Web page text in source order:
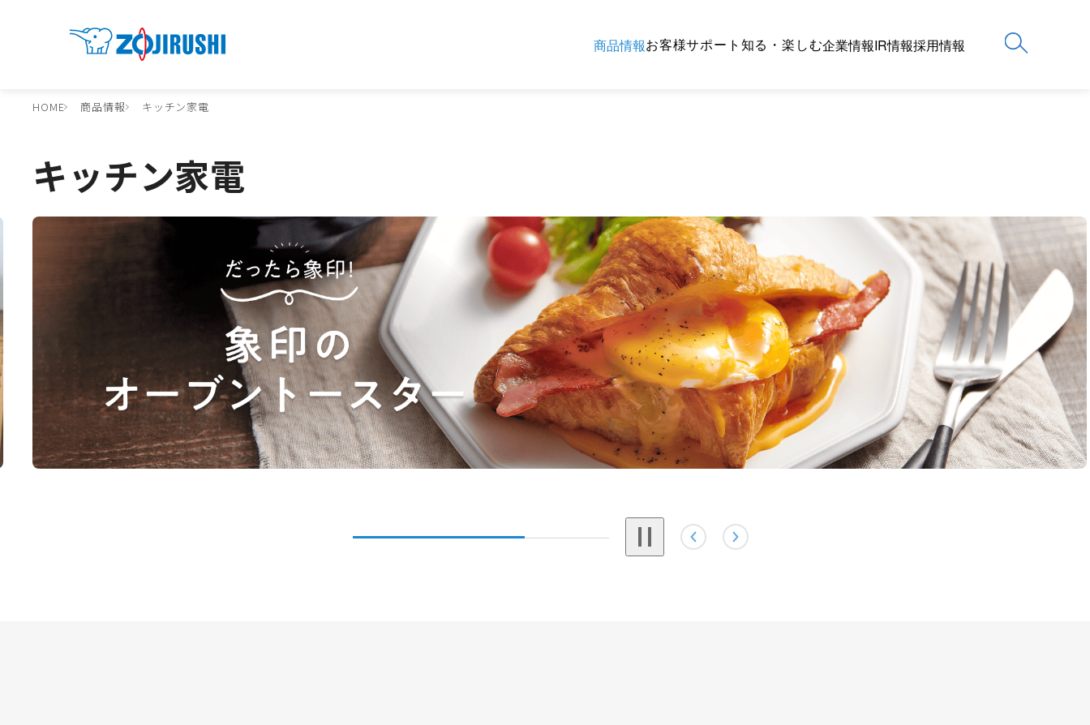
商品情報お客様サポート 知る・楽しむ企業情報IR情報採用情報
HOME 商品情報 キッチン家電
キッチン家電
Pause